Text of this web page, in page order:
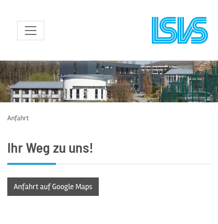
zum Inhalt
Anfahrt
Ihr Weg zu uns!
Anfahrt auf Google Maps